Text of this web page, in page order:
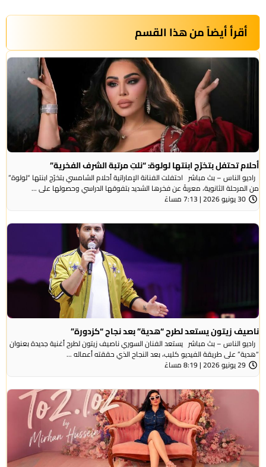
أقرأ أيضاً من هذا القسم
أحلام تحتفل بتخرّج ابنتها لولوة: “نلتِ مرتبة الشرف الفخرية”
راديو الناس – بث مباشر احتفلت الفنانة الإماراتية أحلام الشامسي بتخرّج ابنتها “لولوة”
من المرحلة الثانوية، معربةً عن فخرها الشديد بتفوقها الدراسي وحصولها على ...
30 يونيو 2026 | 7:13 مساءً
ناصيف زيتون يستعد لطرح “هدية” بعد نجاح “كزدورة”
راديو الناس – بث مباشر يستعد الفنان السوري ناصيف زيتون لطرح أغنية جديدة بعنوان
“هدية” على طريقة الفيديو كليب، بعد النجاح الذي حققته أعماله ...
29 يونيو 2026 | 8:19 مساءً